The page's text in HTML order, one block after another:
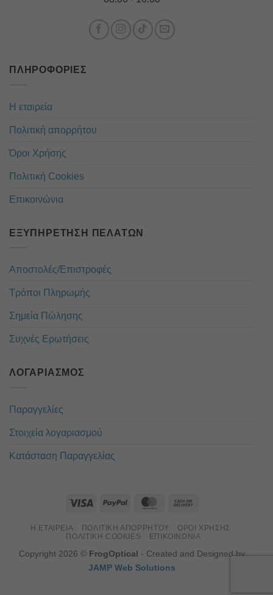
ΠΛΗΡΟΦΟΡΊΕΣ
Η εταιρεία
Πολιτική απορρήτου
Όροι Χρήσης
Πολιτική Cookies
Επικοινώνια
ΕΞΥΠΗΡΈΤΗΣΗ ΠΕΛΑΤΏΝ
Αποστολές/Επιστροφές
Τρόποι Πληρωμής
Σημεία Πώλησης
Συχνές Ερωτήσεις
ΛΟΓΑΡΙΑΣΜΌΣ
Παραγγελίες
Στοιχεία λογαριασμού
Κατάσταση Παραγγελίας
Η ΕΤΑΙΡΕΊΑ ΠΟΛΙΤΙΚΉ ΑΠΟΡΡΉΤΟΥ
ΌΡΟΙ ΧΡΉΣΗΣ
ΠΟΛΙΤΙΚΉ COOKIES
ΕΠΙΚΟΙΝΏΝΙΑ
Copyright 2026 © FrogOptical - Created and Designed by
JAMP Web Solutions